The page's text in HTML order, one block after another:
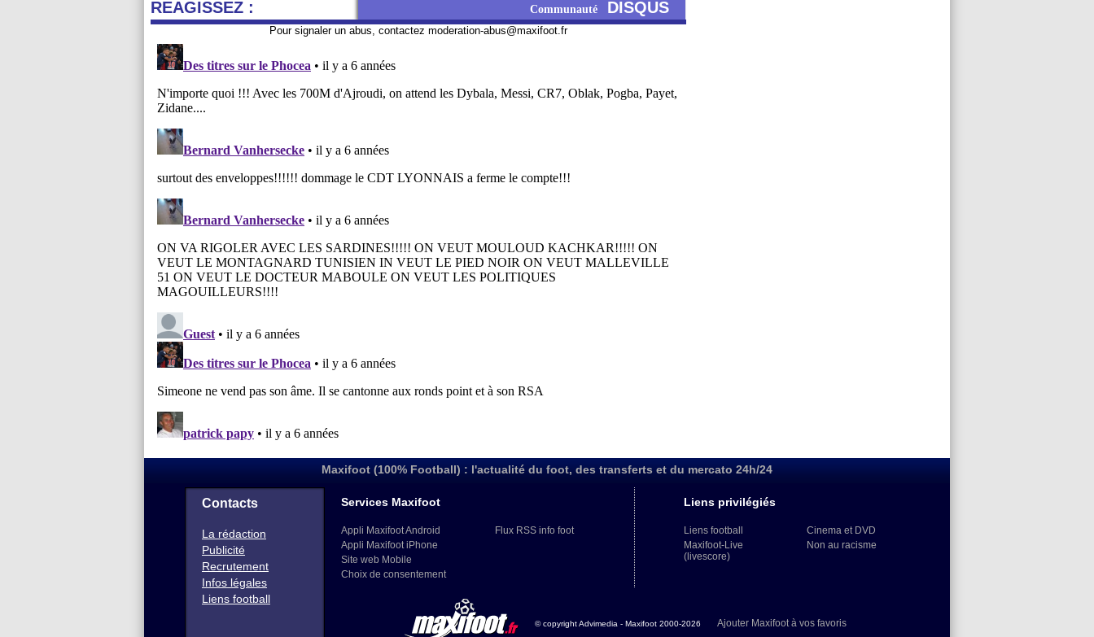
REAGISSEZ : Communauté DISQUS
Pour signaler un abus, contactez moderation-abus@maxifoot.fr
Maxifoot (100% Football) : l'actualité du foot, des transferts et du mercato 24h/24
Contacts
La rédaction
Publicité
Recrutement
Infos légales
Liens football
Services Maxifoot
Appli Maxifoot Android
Appli Maxifoot iPhone
Site web Mobile
Choix de consentement
Flux RSS info foot
Liens privilégiés
Liens football
Maxifoot-Live
(livescore)
Cinema et DVD
Non au racisme
© copyright Advimedia - Maxifoot 2000-2026 Ajouter Maxifoot à vos favoris